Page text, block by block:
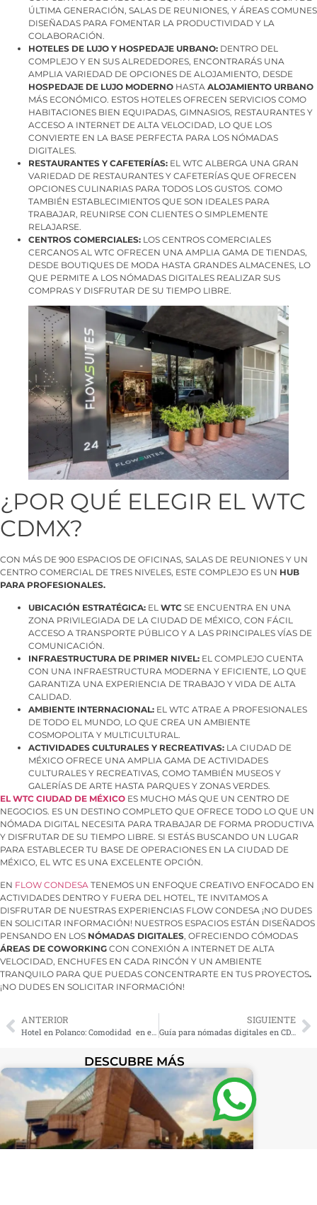
ÚLTIMA GENERACIÓN, SALAS DE REUNIONES, Y ÁREAS COMUNES
DISEÑADAS PARA FOMENTAR LA PRODUCTIVIDAD Y LA
COLABORACIÓN.
HOTELES DE LUJO Y HOSPEDAJE URBANO: DENTRO DEL
COMPLEJO Y EN SUS ALREDEDORES, ENCONTRARÁS UNA
AMPLIA VARIEDAD DE OPCIONES DE ALOJAMIENTO, DESDE
HOSPEDAJE DE LUJO MODERNO HASTA ALOJAMIENTO URBANO
MÁS ECONÓMICO. ESTOS HOTELES OFRECEN SERVICIOS COMO
HABITACIONES BIEN EQUIPADAS, GIMNASIOS, RESTAURANTES Y
ACCESO A INTERNET DE ALTA VELOCIDAD, LO QUE LOS
CONVIERTE EN LA BASE PERFECTA PARA LOS NÓMADAS
DIGITALES.
RESTAURANTES Y CAFETERÍAS: EL WTC ALBERGA UNA GRAN
VARIEDAD DE RESTAURANTES Y CAFETERÍAS QUE OFRECEN
OPCIONES CULINARIAS PARA TODOS LOS GUSTOS. COMO
TAMBIÉN ESTABLECIMIENTOS QUE SON IDEALES PARA
TRABAJAR, REUNIRSE CON CLIENTES O SIMPLEMENTE
RELAJARSE.
CENTROS COMERCIALES: LOS CENTROS COMERCIALES
CERCANOS AL WTC OFRECEN UNA AMPLIA GAMA DE TIENDAS,
DESDE BOUTIQUES DE MODA HASTA GRANDES ALMACENES, LO
QUE PERMITE A LOS NÓMADAS DIGITALES REALIZAR SUS
COMPRAS Y DISFRUTAR DE SU TIEMPO LIBRE.
¿POR QUÉ ELEGIR EL WTC
CDMX?
CON MÁS DE 900 ESPACIOS DE OFICINAS, SALAS DE REUNIONES Y UN
CENTRO COMERCIAL DE TRES NIVELES, ESTE COMPLEJO ES UN HUB
PARA PROFESIONALES.
UBICACIÓN ESTRATÉGICA: EL WTC SE ENCUENTRA EN UNA
ZONA PRIVILEGIADA DE LA CIUDAD DE MÉXICO, CON FÁCIL
ACCESO A TRANSPORTE PÚBLICO Y A LAS PRINCIPALES VÍAS DE
COMUNICACIÓN.
INFRAESTRUCTURA DE PRIMER NIVEL: EL COMPLEJO CUENTA
CON UNA INFRAESTRUCTURA MODERNA Y EFICIENTE, LO QUE
GARANTIZA UNA EXPERIENCIA DE TRABAJO Y VIDA DE ALTA
CALIDAD.
AMBIENTE INTERNACIONAL: EL WTC ATRAE A PROFESIONALES
DE TODO EL MUNDO, LO QUE CREA UN AMBIENTE
COSMOPOLITA Y MULTICULTURAL.
ACTIVIDADES CULTURALES Y RECREATIVAS: LA CIUDAD DE
MÉXICO OFRECE UNA AMPLIA GAMA DE ACTIVIDADES
CULTURALES Y RECREATIVAS, COMO TAMBIÉN MUSEOS Y
GALERÍAS DE ARTE HASTA PARQUES Y ZONAS VERDES.
EL WTC CIUDAD DE MÉXICO ES MUCHO MÁS QUE UN CENTRO DE
NEGOCIOS. ES UN DESTINO COMPLETO QUE OFRECE TODO LO QUE UN
NÓMADA DIGITAL NECESITA PARA TRABAJAR DE FORMA PRODUCTIVA
Y DISFRUTAR DE SU TIEMPO LIBRE. SI ESTÁS BUSCANDO UN LUGAR
PARA ESTABLECER TU BASE DE OPERACIONES EN LA CIUDAD DE
MÉXICO, EL WTC ES UNA EXCELENTE OPCIÓN.
EN FLOW CONDESA TENEMOS UN ENFOQUE CREATIVO ENFOCADO EN
ACTIVIDADES DENTRO Y FUERA DEL HOTEL, TE INVITAMOS A
DISFRUTAR DE NUESTRAS EXPERIENCIAS FLOW CONDESA ¡NO DUDES
EN SOLICITAR INFORMACIÓN! NUESTROS ESPACIOS ESTÁN DISEÑADOS
PENSANDO EN LOS NÓMADAS DIGITALES, OFRECIENDO CÓMODAS
ÁREAS DE COWORKING CON CONEXIÓN A INTERNET DE ALTA
VELOCIDAD, ENCHUFES EN CADA RINCÓN Y UN AMBIENTE
TRANQUILO PARA QUE PUEDAS CONCENTRARTE EN TUS PROYECTOS.
¡NO DUDES EN SOLICITAR INFORMACIÓN!
ANTERIOR
Hotel en Polanco: Comodidad en el Corazón de la Ciudad
SIGUIENTE
Guía para nómadas digitales en CDMX: Polanco, WTC y Condesa
DESCUBRE MÁS